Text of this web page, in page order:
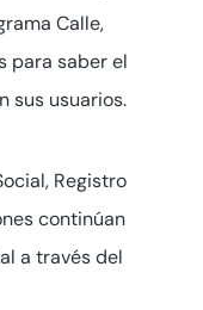
Calle,
para saber el
sus usuarios.
Registro
continúan
a través del